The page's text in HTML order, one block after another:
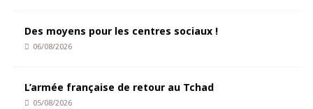
Des moyens pour les centres sociaux !
06/08/2026
L’armée française de retour au Tchad
05/08/2026